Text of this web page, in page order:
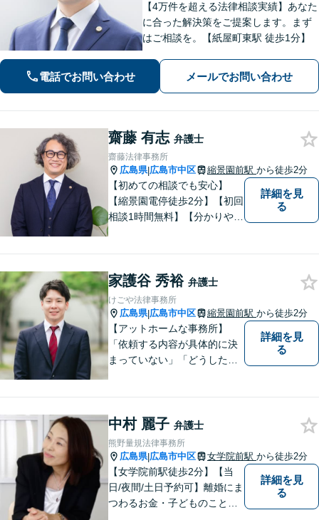
【4万件を超える法律相談実績】あなた
に合った解決策をご提案します。まず
はご相談を。【紙屋町東駅 徒歩1分】
電話でお問い合わせ メールでお問い合わせ
齋藤 有志 弁護士
齋藤法律事務所
広島県|広島市中区 縮景園前駅 から徒歩2分
【初めての相談でも安心】
【縮景園電停徒歩2分】【初回
相談1時間無料】【分かりやす
え、納得の解決を目指しま
す。
詳細を見
る
家護谷 秀裕 弁護士
けごや法律事務所
広島県|広島市中区 縮景園前駅 から徒歩2分
【アットホームな事務所】
「依頼する内容が具体的に決
まっていない」「どうしたら
件、借金問題、消費者被害を
取り扱っております。
詳細を見
る
中村 麗子 弁護士
熊野量規法律事務所
広島県|広島市中区 女学院前駅 から徒歩2分
【女学院前駅徒歩2分】【当
日/夜間/土日予約可】離婚にま
つわるお金・子どものこと、
詳細を見
る